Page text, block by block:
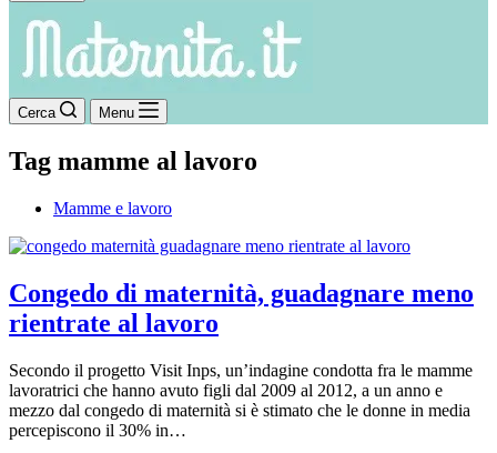
Cerca Menu
Tag mamme al lavoro
Mamme e lavoro
Congedo di maternità, guadagnare meno
rientrate al lavoro
Secondo il progetto Visit Inps, un’indagine condotta fra le mamme
lavoratrici che hanno avuto figli dal 2009 al 2012, a un anno e
mezzo dal congedo di maternità si è stimato che le donne in media
percepiscono il 30% in…